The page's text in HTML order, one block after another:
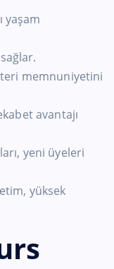
yaşam
memnuniyetini
avantajı
yeni üyeleri
yüksek